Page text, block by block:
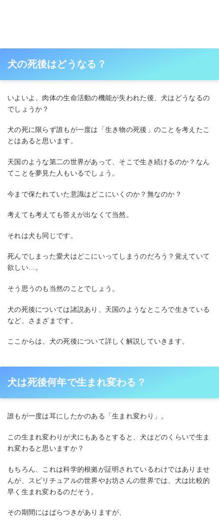
犬の死後はどうなる？
いよいよ、肉体の生命活動の機能が失われた後、犬はどうなるの
でしょうか？
犬の死に限らず誰もが一度は「生き物の死後」のことを考えたこ
とはあると思います。
天国のような第二の世界があって、そこで生き続けるのか？なん
てことを夢見た人もいるでしょう。
今まで保たれていた意識はどこにいくのか？無なのか？
考えても考えても答えが出なくて当然。
それは犬も同じです。
死んでしまった愛犬はどこにいってしまうのだろう？覚えていて
欲しい…。
そう思うのも当然のことでしょう。
犬の死後については諸説あり、天国のようなところで生きている
など、さまざまです。
ここからは、犬の死後について詳しく解説していきます。
犬は死後何年で生まれ変わる？
誰もが一度は耳にしたかのある「生まれ変わり」。
この生まれ変わりが犬にもあるとすると、犬はどのくらいで生ま
れ変わると思いますか？
もちろん、これは科学的根拠が証明されているわけではありませ
んが、スピリチュアルの世界やお坊さんの世界では、犬は比較的
早く生まれ変わるのだそう。
その期間にはばらつきがありますが、